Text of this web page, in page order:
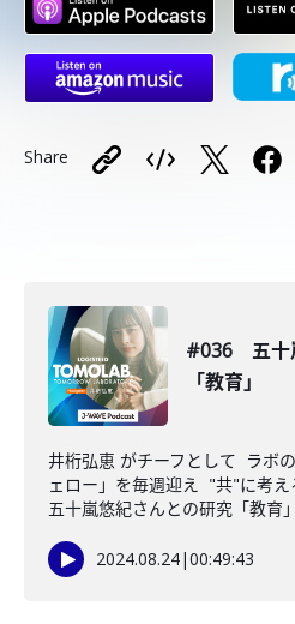
Share
#036 五十
「教育」
井桁弘恵 がチーフとして ラボ
ェロー」を毎週迎え "共"に考
五十嵐悠紀さんとの研究「教育
2024.08.24|00:49:43